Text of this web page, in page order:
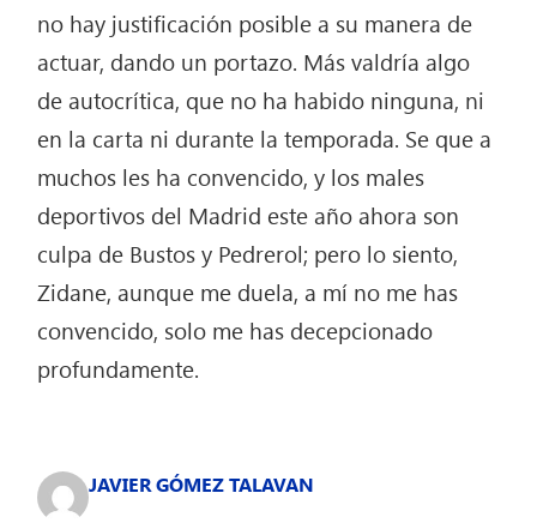
no hay justificación posible a su manera de
actuar, dando un portazo. Más valdría algo
de autocrítica, que no ha habido ninguna, ni
en la carta ni durante la temporada. Se que a
muchos les ha convencido, y los males
deportivos del Madrid este año ahora son
culpa de Bustos y Pedrerol; pero lo siento,
Zidane, aunque me duela, a mí no me has
convencido, solo me has decepcionado
profundamente.
JAVIER GÓMEZ TALAVAN